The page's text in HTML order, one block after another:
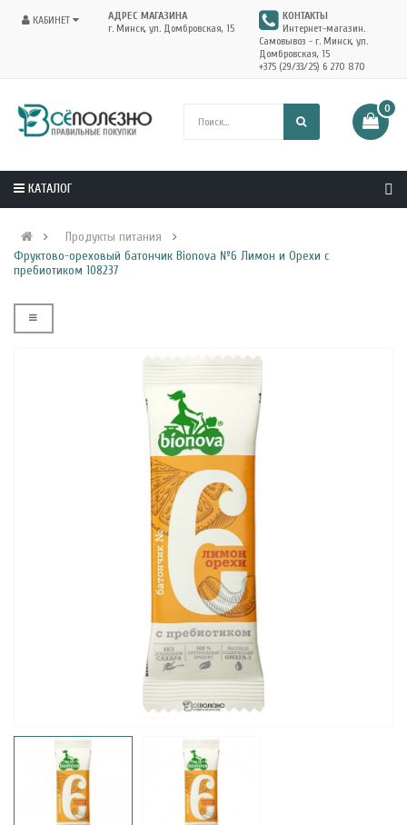
КАБИНЕТ
АДРЕС МАГАЗИНА
г. Минск, ул. Домбровская, 15
КОНТАКТЫ
Интернет-магазин.
Самовывоз - г. Минск, ул.
Домбровская, 15
+375 (29/33/25) 6 270 870
0
КАТАЛОГ
Продукты питания
Фруктово-ореховый батончик Bionova №6 Лимон и Орехи с
пребиотиком 108237